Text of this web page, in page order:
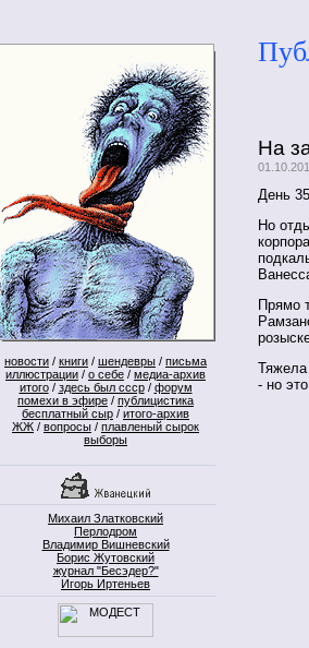
новости / книги / шендевры / письма
иллюстрации / о себе / медиа-архив
итого/ здесь был ссср/ форум
помехи в эфире / публицистика
бесплатный сыр / итого-архив
ЖЖ / вопросы / плавленый сырок
выборы
Михаил Златковский
Перлодром
Владимир Вишневский
Борис Жутовский
журнал "Бесэдер?"
Игорь Иртеньев
На
День
Но
Прямо
Тяжела
- но